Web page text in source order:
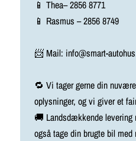
📱 Thea– 2856 8771
📱 Rasmus – 2856 8749
📨 Mail: info@smart-
🔁 Vi tager gerne din
oplysninger, og vi giver et
🚚 Landsdækkende levering
også tage din brugte bil med